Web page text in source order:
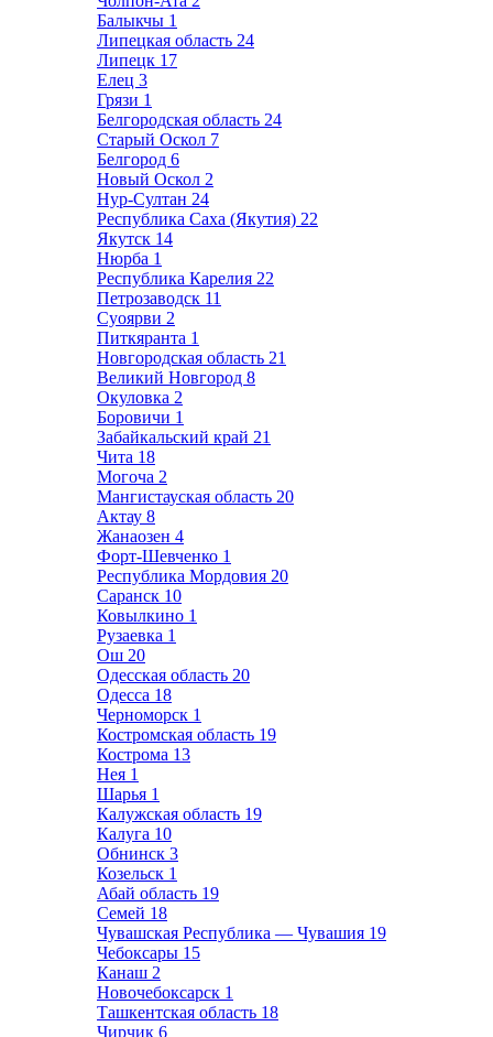
Балыкчы 1
Липецкая область 24
Липецк 17
Елец 3
Грязи 1
Белгородская область 24
Старый Оскол 7
Белгород 6
Новый Оскол 2
Нур-Султан 24
Республика Саха (Якутия) 22
Якутск 14
Нюрба 1
Республика Карелия 22
Петрозаводск 11
Суоярви 2
Питкяранта 1
Новгородская область 21
Великий Новгород 8
Окуловка 2
Боровичи 1
Забайкальский край 21
Чита 18
Могоча 2
Мангистауская область 20
Актау 8
Жанаозен 4
Форт-Шевченко 1
Республика Мордовия 20
Саранск 10
Ковылкино 1
Рузаевка 1
Ош 20
Одесская область 20
Одесса 18
Черноморск 1
Костромская область 19
Кострома 13
Нея 1
Шарья 1
Калужская область 19
Калуга 10
Обнинск 3
Козельск 1
Абай область 19
Семей 18
Чувашская Республика — Чувашия 19
Чебоксары 15
Канаш 2
Новочебоксарск 1
Ташкентская область 18
Чирчик 6